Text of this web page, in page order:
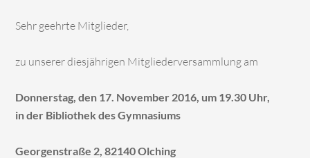
Sehr geehrte Mitglieder,
zu unserer diesjährigen Mitgliederversammlung am
Donnerstag, den 17. November 2016, um 19.30 Uhr,
in der Bibliothek des Gymnasiums
Georgenstraße 2, 82140 Olching